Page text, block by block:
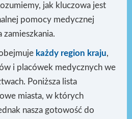
jak kluczowa jest
pomocy medycznej
zamieszkania.
każdy region kraju,
i placówek medycznych we
Poniższa lista
miasta, w których
nasza gotowość do